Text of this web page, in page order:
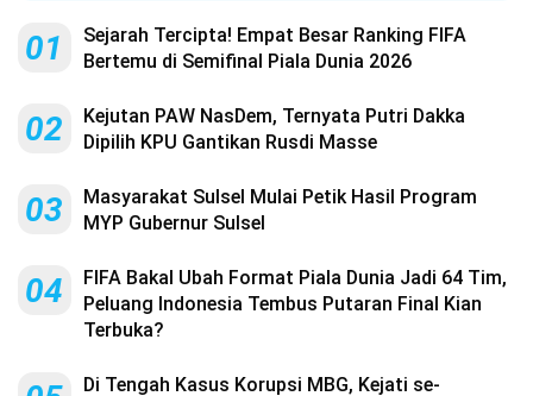
01
Sejarah Tercipta! Empat Besar Ranking FIFA
Bertemu di Semifinal Piala Dunia 2026
02
Kejutan PAW NasDem, Ternyata Putri Dakka
Dipilih KPU Gantikan Rusdi Masse
03
Masyarakat Sulsel Mulai Petik Hasil Program
MYP Gubernur Sulsel
04
FIFA Bakal Ubah Format Piala Dunia Jadi 64 Tim,
Peluang Indonesia Tembus Putaran Final Kian
Terbuka?
Di Tengah Kasus Korupsi MBG, Kejati se-